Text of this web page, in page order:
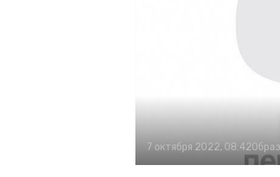
7 октября 2022, 08:42